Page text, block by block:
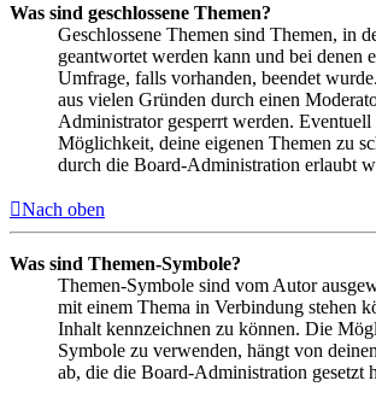
Was sind geschlossene Themen?
Geschlossene Themen sind Themen, in
geantwortet werden kann und bei denen
Umfrage, falls vorhanden, beendet
aus vielen Gründen durch einen
Administrator gesperrt werden. Eventuell
Möglichkeit, deine eigenen Themen zu
durch die Board-Administration erlaubt
Nach oben
Was sind Themen-Symbole?
Themen-Symbole sind vom Autor
mit einem Thema in Verbindung stehen
Inhalt kennzeichnen zu können. Die
Symbole zu verwenden, hängt von
ab, die die Board-Administration gesetzt